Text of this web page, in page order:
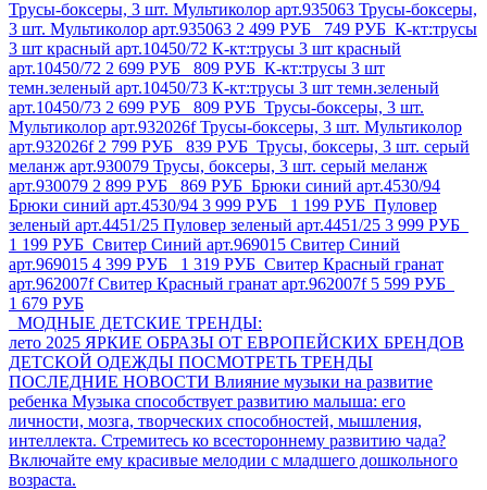
Трусы-боксеры, 3 шт. Мультиколор арт.935063 Трусы-боксеры,
3 шт. Мультиколор арт.935063 2 499 РУБ 749 РУБ К-кт:трусы
3 шт красный арт.10450/72 К-кт:трусы 3 шт красный
арт.10450/72 2 699 РУБ 809 РУБ К-кт:трусы 3 шт
темн.зеленый арт.10450/73 К-кт:трусы 3 шт темн.зеленый
арт.10450/73 2 699 РУБ 809 РУБ Трусы-боксеры, 3 шт.
Мультиколор арт.932026f Трусы-боксеры, 3 шт. Мультиколор
арт.932026f 2 799 РУБ 839 РУБ Трусы, боксеры, 3 шт. серый
меланж арт.930079 Трусы, боксеры, 3 шт. серый меланж
арт.930079 2 899 РУБ 869 РУБ Брюки синий арт.4530/94
Брюки синий арт.4530/94 3 999 РУБ 1 199 РУБ Пуловер
зеленый арт.4451/25 Пуловер зеленый арт.4451/25 3 999 РУБ
1 199 РУБ Свитер Синий арт.969015 Свитер Синий
арт.969015 4 399 РУБ 1 319 РУБ Свитер Красный гранат
арт.962007f Свитер Красный гранат арт.962007f 5 599 РУБ
1 679 РУБ
МОДНЫЕ ДЕТСКИЕ ТРЕНДЫ:
лето 2025 ЯРКИЕ ОБРАЗЫ ОТ ЕВРОПЕЙСКИХ БРЕНДОВ
ДЕТСКОЙ ОДЕЖДЫ ПОСМОТРЕТЬ ТРЕНДЫ
ПОСЛЕДНИЕ НОВОСТИ Влияние музыки на развитие
ребенка Музыка способствует развитию малыша: его
личности, мозга, творческих способностей, мышления,
интеллекта. Стремитесь ко всестороннему развитию чада?
Включайте ему красивые мелодии с младшего дошкольного
возраста.